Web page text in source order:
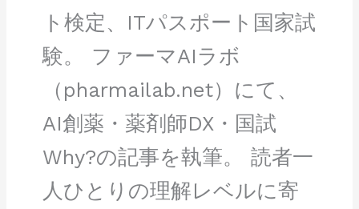
ト検定、ITパスポート国家試
験。 ファーマAIラボ
（pharmailab.net）にて、
AI創薬・薬剤師DX・国試
Why?の記事を執筆。 読者一
人ひとりの理解レベルに寄